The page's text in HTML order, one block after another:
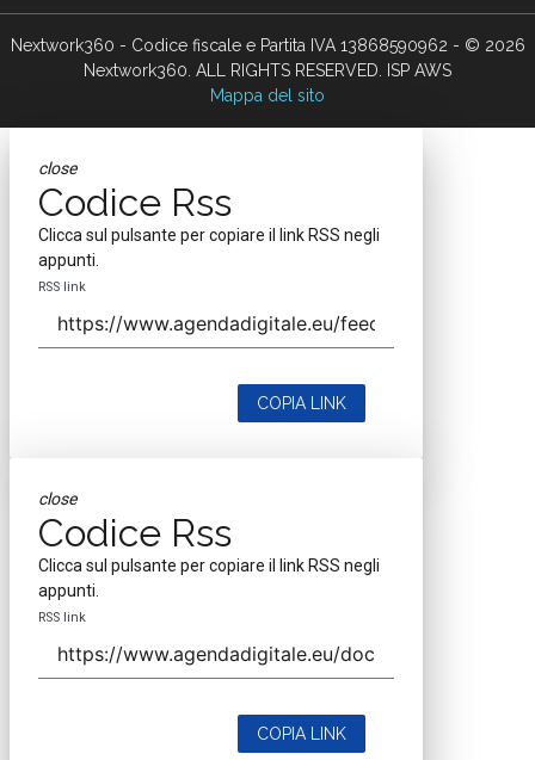
Nextwork360 - Codice fiscale e Partita IVA 13868590962 - © 2026
Nextwork360. ALL RIGHTS RESERVED. ISP AWS
Mappa del sito
close
Codice Rss
Clicca sul pulsante per copiare il link RSS negli
appunti.
RSS link
COPIA LINK
close
Codice Rss
Clicca sul pulsante per copiare il link RSS negli
appunti.
RSS link
COPIA LINK